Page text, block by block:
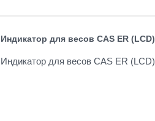
Индикатор для весов CAS ER (LCD)
Индикатор для весов CAS ER (LCD)